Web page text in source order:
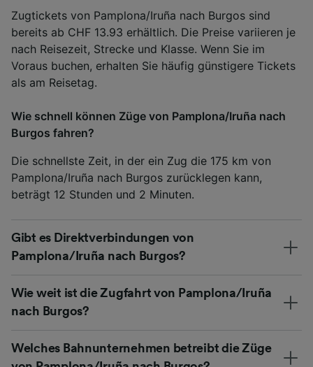
Zugtickets von Pamplona/Iruña nach Burgos sind
bereits ab CHF 13.93 erhältlich. Die Preise variieren je
nach Reisezeit, Strecke und Klasse. Wenn Sie im
Voraus buchen, erhalten Sie häufig günstigere Tickets
als am Reisetag.
Wie schnell können Züge von Pamplona/Iruña nach
Burgos fahren?
Die schnellste Zeit, in der ein Zug die 175 km von
Pamplona/Iruña nach Burgos zurücklegen kann,
beträgt 12 Stunden und 2 Minuten.
Gibt es Direktverbindungen von
Pamplona/Iruña nach Burgos?
Wie weit ist die Zugfahrt von Pamplona/Iruña
nach Burgos?
Welches Bahnunternehmen betreibt die Züge